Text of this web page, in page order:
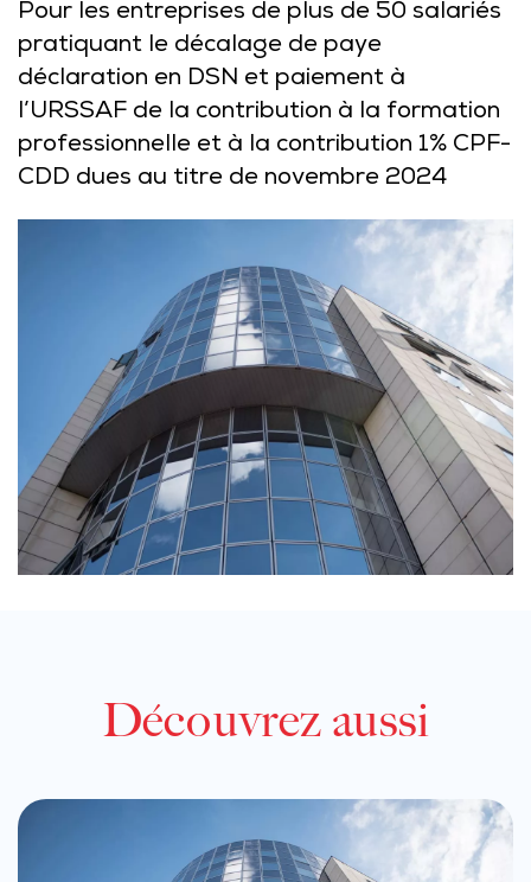
Pour les entreprises de plus de 50 salariés
pratiquant le décalage de paye
déclaration en DSN et paiement à
l’URSSAF de la contribution à la formation
professionnelle et à la contribution 1% CPF-
CDD dues au titre de novembre 2024
Découvrez aussi